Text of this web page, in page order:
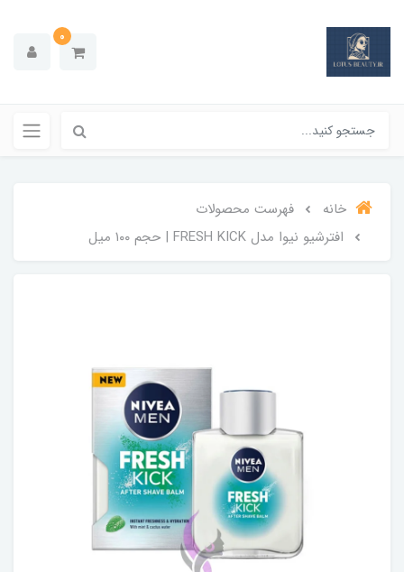
0
خانه
فهرست محصولات
افترشیو نیوا مدل FRESH KICK | حجم ۱۰۰ میل